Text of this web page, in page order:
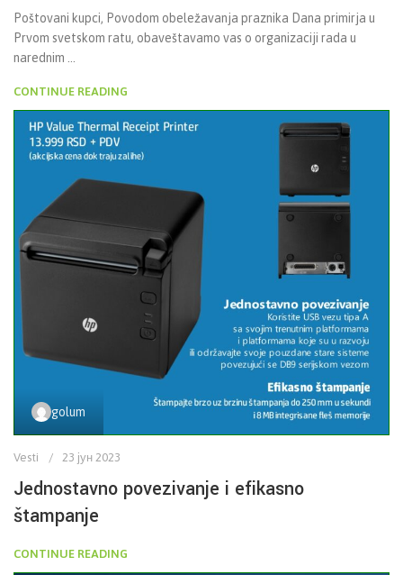
Poštovani kupci, Povodom obeležavanja praznika Dana primirja u
Prvom svetskom ratu, obaveštavamo vas o organizaciji rada u
narednim ...
CONTINUE READING
golum
Vesti 23 јун 2023
Jednostavno povezivanje i efikasno
štampanje
CONTINUE READING